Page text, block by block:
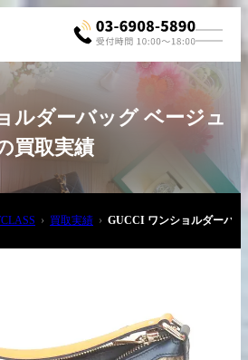
ルダーバッグ ベージュ
買取実績
買取実績 GUCCI ワンショルダーバ